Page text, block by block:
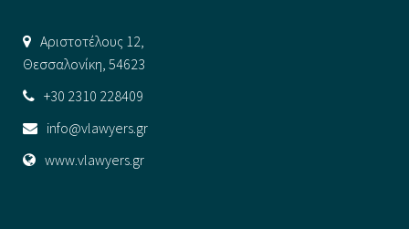
Αριστοτέλους 12,
Θεσσαλονίκη, 54623
+30 2310 228409
info@vlawyers.gr
www.vlawyers.gr